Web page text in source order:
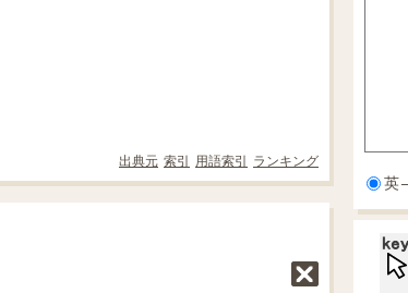
出典元 索引 用語索引 ランキング
英